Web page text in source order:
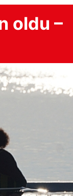
oldu –